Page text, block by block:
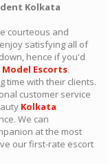
Kolkata
courteous and
satisfying all of
hence if you'd
Model Escorts.
time with their clients.
customer service
Kolkata
We can
at the most
our first-rate escort